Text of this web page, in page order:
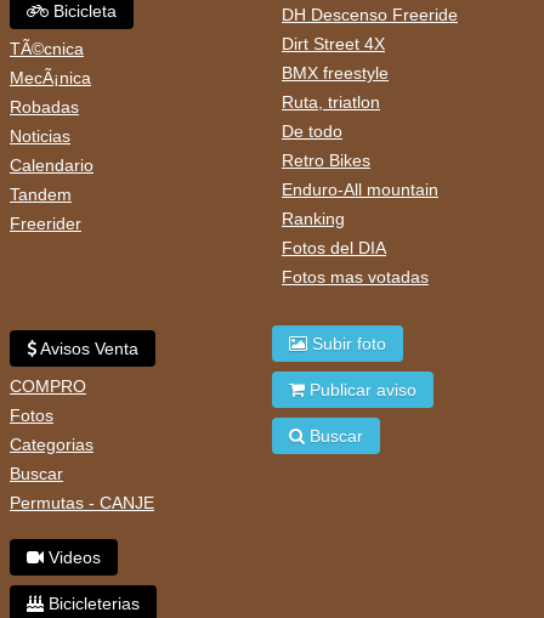
Bicicleta
TÃ©cnica
MecÃ¡nica
Robadas
Noticias
Calendario
Tandem
Freerider
DH Descenso Freeride
Dirt Street 4X
BMX freestyle
Ruta, triatlon
De todo
Retro Bikes
Enduro-All mountain
Ranking
Fotos del DIA
Fotos mas votadas
Avisos Venta
COMPRO
Fotos
Categorias
Buscar
Permutas - CANJE
Videos
Bicicleterias
Subir foto
Publicar aviso
Buscar